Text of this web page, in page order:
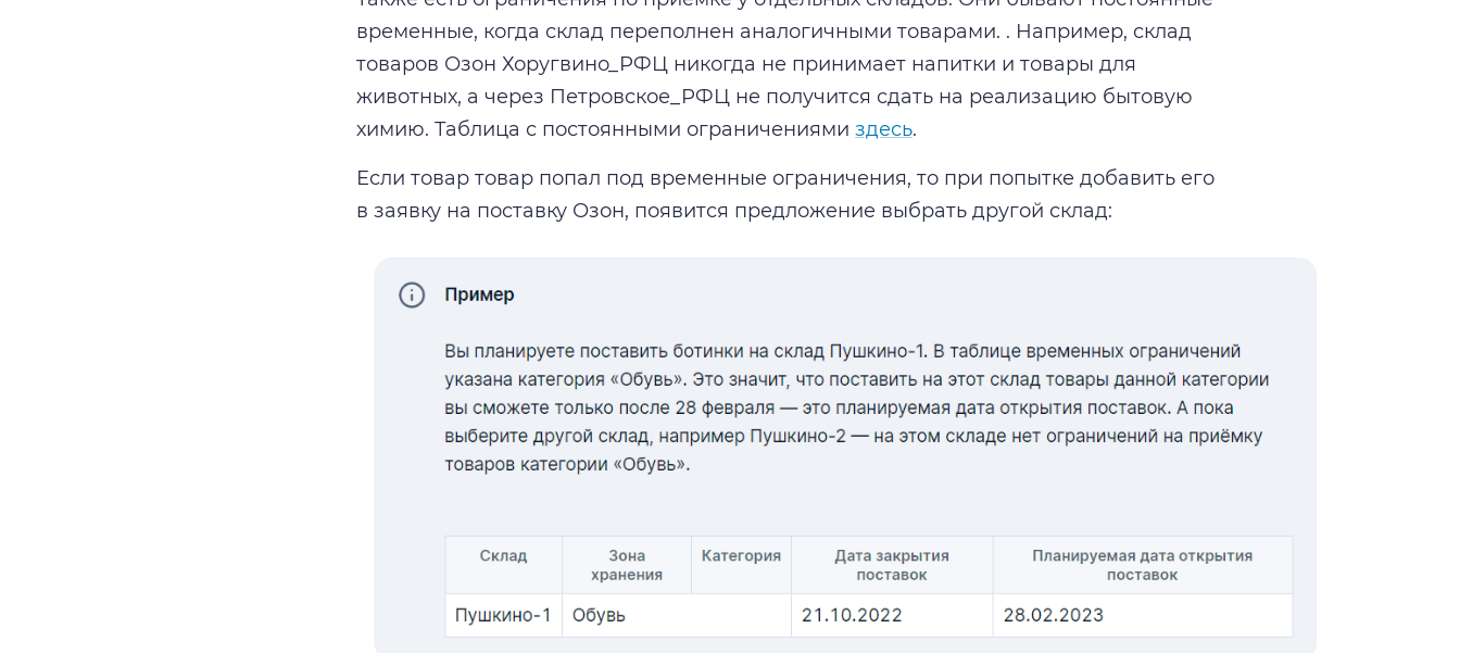
временные, когда склад переполнен аналогичными товарами. . Например, склад
товаров Озон Хоругвино_РФЦ никогда не принимает напитки и товары для
животных, а через Петровское_РФЦ не получится сдать на реализацию бытовую
химию. Таблица с постоянными ограничениями здесь.
Если товар товар попал под временные ограничения, то при попытке добавить его
в заявку на поставку Озон, появится предложение выбрать другой склад: